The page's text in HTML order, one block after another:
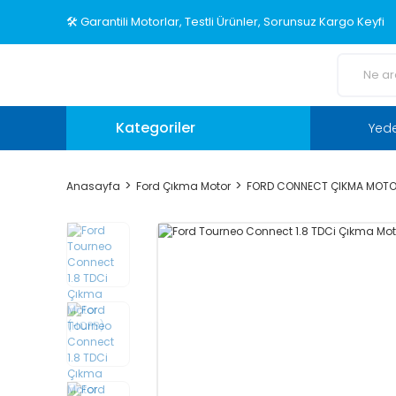
🛠️ Garantili Motorlar, Testli Ürünler, Sorunsuz Kargo Keyfi
Kategoriler
Anasayfa Ford Çıkma Motor FORD CONNECT ÇIKMA